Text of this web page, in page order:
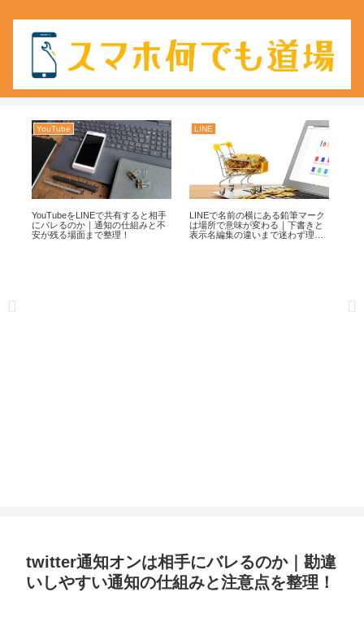
YouTube
YouTubeをLINEで共有すると相手
にバレるのか｜通知の仕組みと不
安が残る場面まで整理！
LINE
LINEで名前の横にある鉛筆マーク
は場所で意味が変わる｜下書きと
表示名編集の違いまで迷わず理
twitter通知オンは相手にバレるのか｜勘違
いしやすい通知の仕組みと注意点を整理！